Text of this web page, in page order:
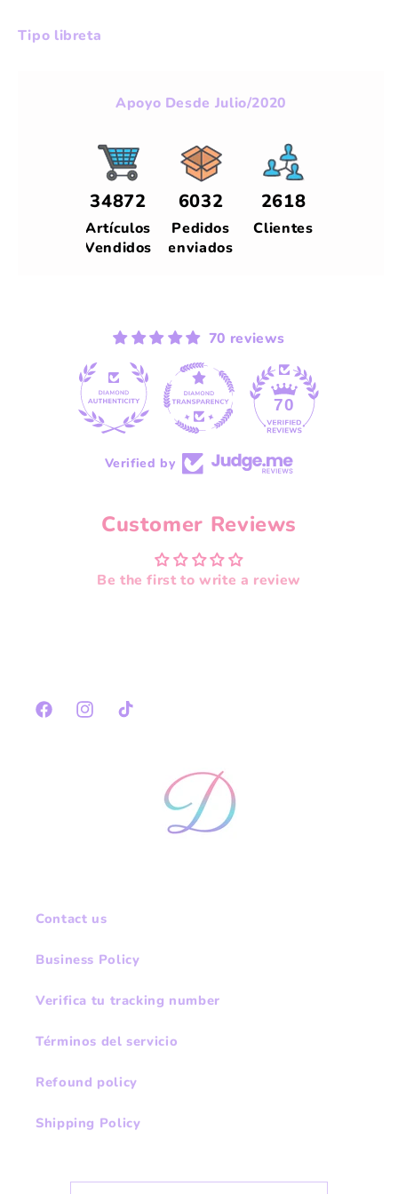
incluye
Tipo libreta
Apoyo Desde Julio/2020
34872
Artículos
Vendidos
6032
Pedidos
enviados
2618
Clientes
70 reviews
70
Verified by
Customer Reviews
Be the first to write a review
FacebookInstagramTikTok
Contact us
Business Policy
Verifica tu tracking number
Términos del servicio
Refound policy
Shipping Policy